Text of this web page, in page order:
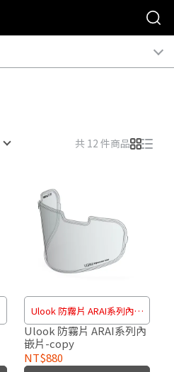
共 12 件商品
Ulook 防霧片 ARAI系列內嵌
片
Ulook 防霧片 ARAI系列內
嵌片-copy
NT$880